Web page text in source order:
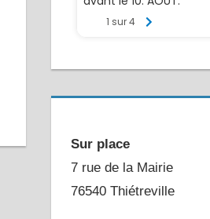
Sur place
7 rue de la Mairie
76540 Thiétreville